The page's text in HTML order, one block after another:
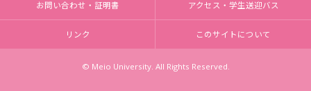
お問い合わせ・証明書 アクセス・学生送迎バス
リンク このサイトについて
© Meio University. All Rights Reserved.